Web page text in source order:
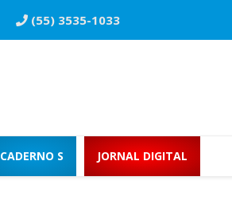
(55) 3535-1033
CADERNO S JORNAL DIGITAL